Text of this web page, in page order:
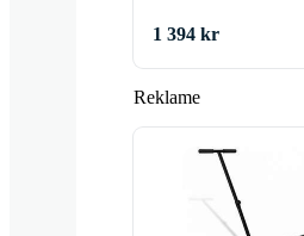
Reklame
1 394 kr